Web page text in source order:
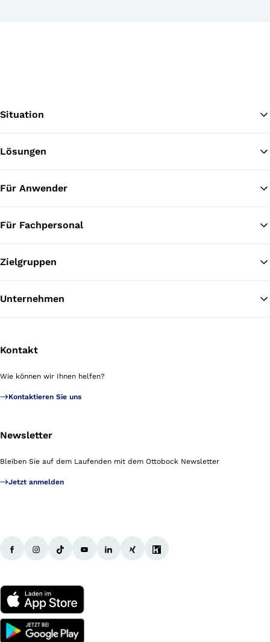
Situation
Lösungen
Für Anwender
Für Fachpersonal
Zielgruppen
Unternehmen
Kontakt
Wie können wir Ihnen helfen?
Kontaktieren Sie uns
Newsletter
Bleiben Sie auf dem Laufenden mit dem Ottobock Newsletter
Jetzt anmelden